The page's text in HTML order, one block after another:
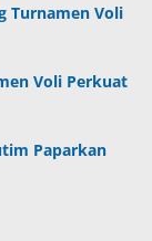
Turnamen Voli
Voli Perkuat
Paparkan